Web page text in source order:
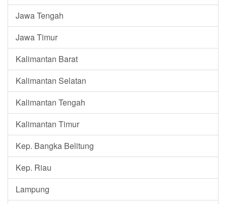
Jawa Tengah
Jawa Timur
Kalimantan Barat
Kalimantan Selatan
Kalimantan Tengah
Kalimantan Timur
Kep. Bangka Belitung
Kep. Riau
Lampung